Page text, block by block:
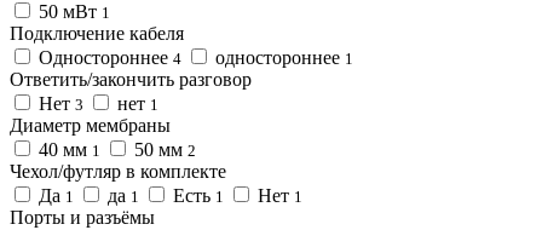
50 мВт 1
Подключение кабеля
Одностороннее 4 одностороннее 1
Ответить/закончить разговор
Нет 3 нет 1
Диаметр мембраны
40 мм 1 50 мм 2
Чехол/футляр в комплекте
Да 1 да 1 Есть 1 Нет 1
Порты и разъёмы